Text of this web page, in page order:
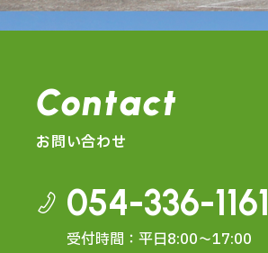
Contact
お問い合わせ
054-336-1161
受付時間：平日8:00～17:00